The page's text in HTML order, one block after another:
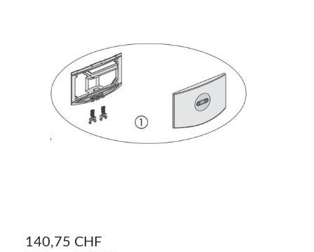
140,75 CHF